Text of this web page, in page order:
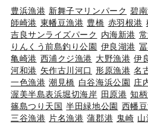
豊浜漁港 新舞子マリンパーク 碧
師崎港 東幡豆漁港 豊橋 赤羽根港
吉良サンライズパーク
内海新港
りんくう前島釣り公園 伊良湖港
亀崎港 西浦クジ漁港 大野漁港 伊
河和港 矢作古川河口 形原漁港 名
一色漁港 潮見橋 白谷海浜公園 庄
渥美半島表浜堀切海岸 田原港 知
篠島つり天国 半田緑地公園 西幡
三谷漁港 片名漁港 蒲郡港 鬼崎 山